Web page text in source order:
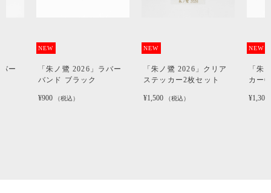
ー
NEW
「朱ノ鷺 2026」ラバー
バンド ブラック
¥900 （税込）
NEW
「朱ノ鷺 2026」クリア
ステッカー2枚セット
¥1,500 （税込）
NEW
「朱
カー6
¥1,300